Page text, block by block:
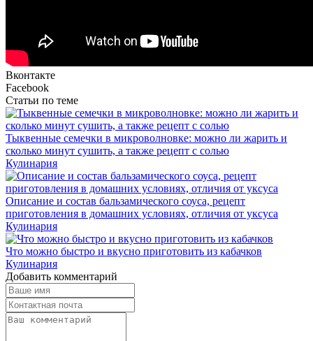
Вконтакте
Facebook
Статьи по теме
Тыквенные семечки в микроволновке: можно ли жарить и
сколько минут сушить, а также рецепт с солью
Кулинария
Описание и состав бальзамического соуса, рецепт
приготовления в домашних условиях, отличия от уксуса
Кулинария
Что можно быстро и вкусно приготовить из кабачков
Кулинария
Добавить комментарий